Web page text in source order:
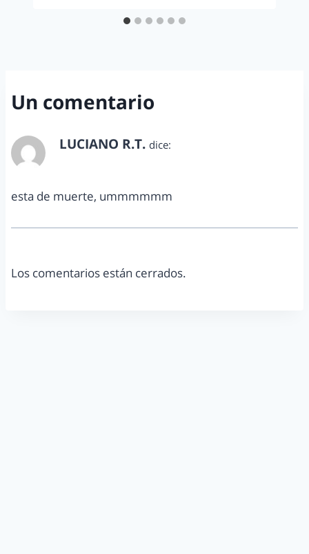
Un comentario
LUCIANO R.T. dice:
esta de muerte, ummmmmm
Los comentarios están cerrados.